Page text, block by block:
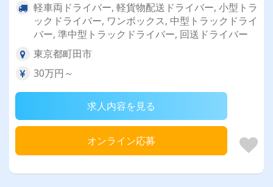
軽車両ドライバー, 軽貨物配送ドライバー, 小型トラ
ックドライバー, ワンボックス, 中型トラックドライ
バー, 準中型トラックドライバー, 回送ドライバー
東京都町田市
30万円～
求人内容を見る
オンライン応募